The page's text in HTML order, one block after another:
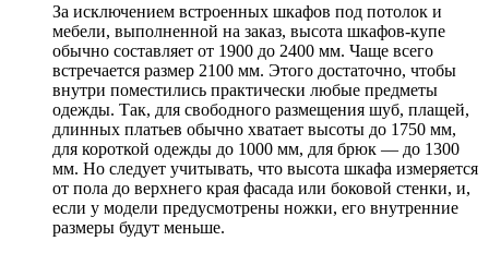
За исключением встроенных шкафов под потолок и
мебели, выполненной на заказ, высота шкафов-купе
обычно составляет от 1900 до 2400 мм. Чаще всего
встречается размер 2100 мм. Этого достаточно, чтобы
внутри поместились практически любые предметы
одежды. Так, для свободного размещения шуб, плащей,
длинных платьев обычно хватает высоты до 1750 мм,
для короткой одежды до 1000 мм, для брюк — до 1300
мм. Но следует учитывать, что высота шкафа измеряется
от пола до верхнего края фасада или боковой стенки, и,
если у модели предусмотрены ножки, его внутренние
размеры будут меньше.